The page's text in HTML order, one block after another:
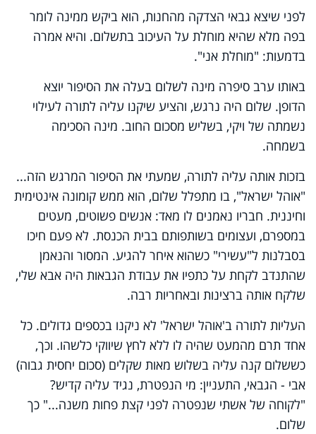
לפני שיצא גבאי הצדקה מהחנות, הוא ביקש ממינה לומר
בפה מלא שהיא מוחלת על העיכוב בתשלום. והיא אמרה
בדמעות: "מוחלת אני".
באותו ערב סיפרה מינה לשלום בעלה את הסיפור יוצא
הדופן. שלום היה נרגש, והציע שיקנו עליה לתורה לעילוי
נשמתה של ויקי, בשליש מסכום החוב. מינה הסכימה
בשמחה.
בזכות אותה עליה לתורה, שמעתי את הסיפור המרגש הזה...
"אוהל ישראל", בו מתפלל שלום, הוא ממש קומונה אינטימית
וחיננית. חבריו נאמנים לו מאד: אנשים פשוטים, מעטים
במספרם, ועצומים בשותפותם בבית הכנסת. לא פעם חיכו
בסבלנות ל"עשירי" כשהוא איחר להגיע. המסור והנאמן
שהתנדב לקחת על כתפיו את עבודת הגבאות היה אבא שלי,
שלקח אותה ברצינות ובאחריות רבה.
העליות לתורה ב'אוהל ישראל' לא ניקנו בכספים גדולים. כל
אחד תרם מהמעט שהיה לו ללא לחץ שיווקי כלשהו. וכך,
כששלום קנה עליה בשלוש מאות שקלים (סכום יחסית גבוה)
אבי - הגבאי, התעניין: מי הנפטרת, נגיד עליה קדיש?
"לקוחה של אשתי שנפטרה לפני קצת פחות משנה..." כך
שלום.